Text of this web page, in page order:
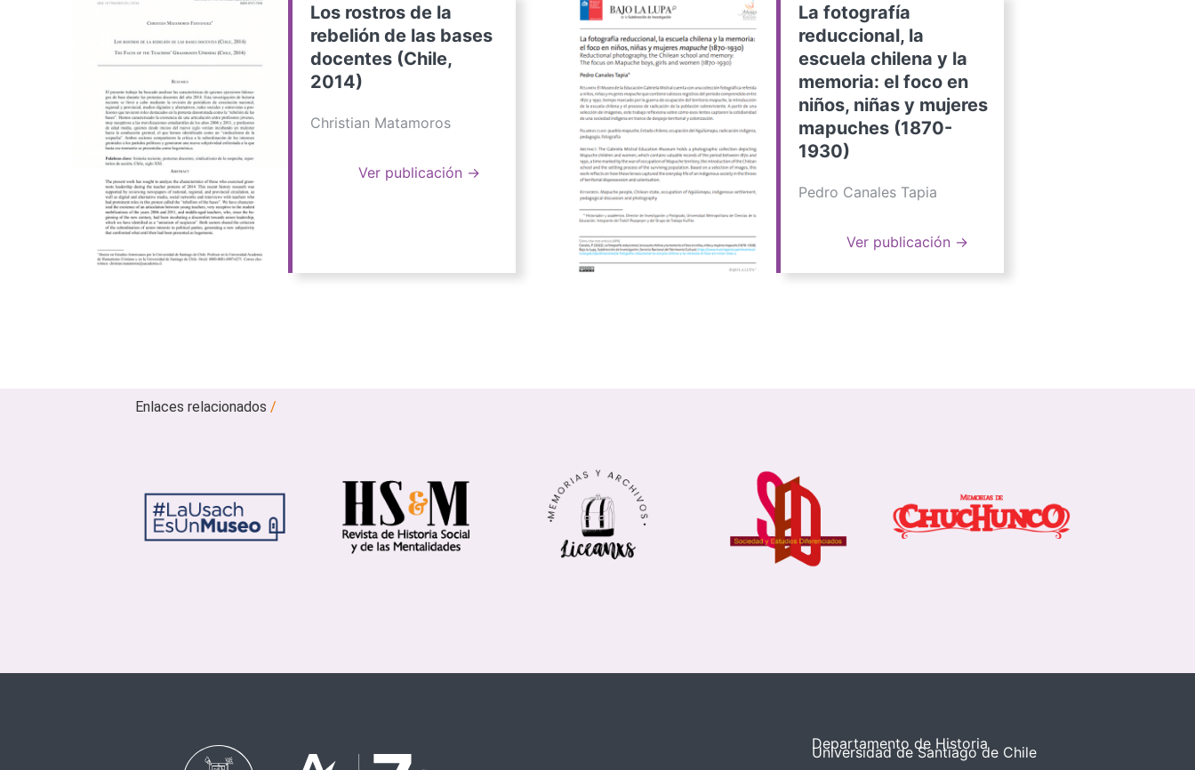
Los rostros de la
rebelión de las bases
docentes (Chile,
2014)
Christian Matamoros
Ver publicación →
La fotografía
reduccional, la
escuela chilena y la
memoria: el foco en
niños, niñas y mujeres
mapuches (1870-
1930)
Pedro Canales Tapia
Ver publicación →
Enlaces relacionados/
Departamento de Historia
Universidad de Santiago de Chile